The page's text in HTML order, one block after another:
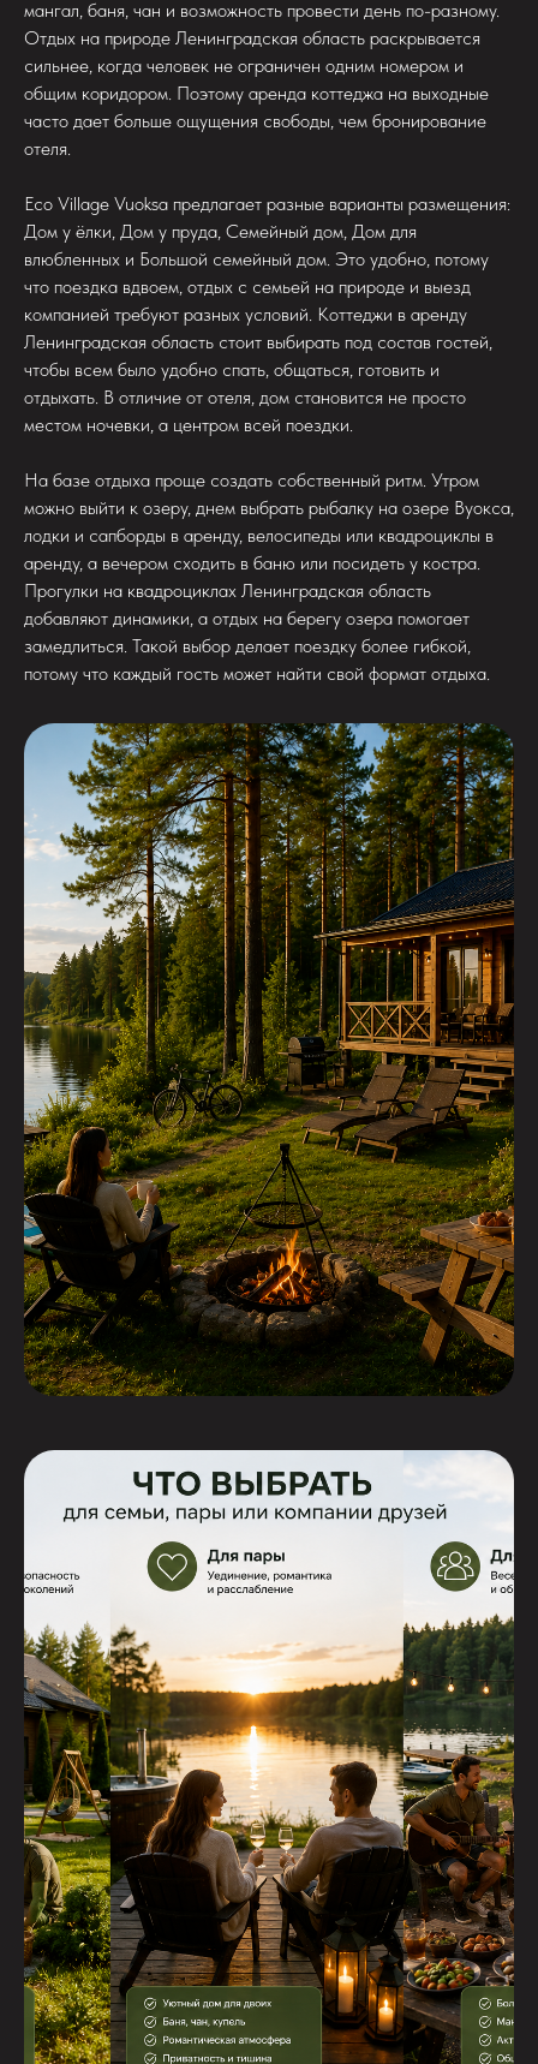
мангал, баня, чан и возможность провести день по-разному.
Отдых на природе Ленинградская область раскрывается
сильнее, когда человек не ограничен одним номером и
общим коридором. Поэтому аренда коттеджа на выходные
часто дает больше ощущения свободы, чем бронирование
отеля.
Eco Village Vuoksa предлагает разные варианты размещения:
Дом у ёлки, Дом у пруда, Семейный дом, Дом для
влюбленных и Большой семейный дом. Это удобно, потому
что поездка вдвоем, отдых с семьей на природе и выезд
компанией требуют разных условий. Коттеджи в аренду
Ленинградская область стоит выбирать под состав гостей,
чтобы всем было удобно спать, общаться, готовить и
отдыхать. В отличие от отеля, дом становится не просто
местом ночевки, а центром всей поездки.
На базе отдыха проще создать собственный ритм. Утром
можно выйти к озеру, днем выбрать рыбалку на озере Вуокса,
лодки и сапборды в аренду, велосипеды или квадроциклы в
аренду, а вечером сходить в баню или посидеть у костра.
Прогулки на квадроциклах Ленинградская область
добавляют динамики, а отдых на берегу озера помогает
замедлиться. Такой выбор делает поездку более гибкой,
потому что каждый гость может найти свой формат отдыха.